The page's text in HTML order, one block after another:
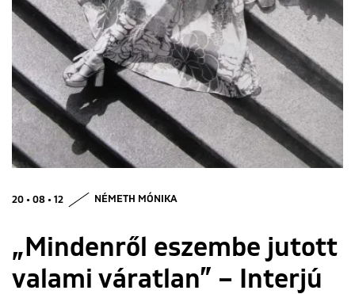
20 • 08 • 12 NÉMETH MÓNIKA
„Mindenről eszembe jutott
valami váratlan” – Interjú